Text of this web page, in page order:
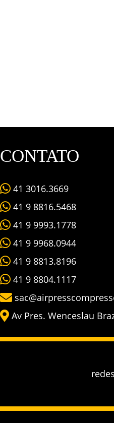
CONTATO
41 3016.3669
41 9 8816.5468
41 9 9993.1778
41 9 9968.0944
41 9 8813.8196
41 9 8804.1117
Av Pres. Wenceslau